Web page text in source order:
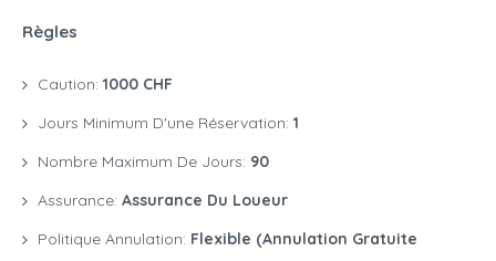
Règles
Caution: 1000 CHF
Jours Minimum D'une Réservation: 1
Nombre Maximum De Jours: 90
Assurance: Assurance Du Loueur
Politique Annulation: Flexible (annulation Gratuite